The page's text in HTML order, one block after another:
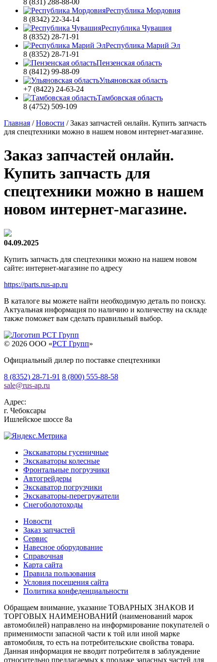
8 (831) 288-88-00
Республика Мордовия
8 (8342) 22-34-14
Республика Чувашия
8 (8352) 28-71-91
Республика Марий Эл
8 (8352) 28-71-91
Пензенская область
8 (8412) 99-88-09
Ульяновская область
+7 (8422) 24-63-24
Тамбовская область
8 (4752) 509-109
Главная /Новости /Заказ запчастей онлайн. Купить запчасть
для спецтехники можно в нашем новом интернет-магазине.
Заказ запчастей онлайн.
Купить запчасть для
спецтехники можно в нашем
новом интернет-магазине.
04.09.2025
Купить запчасть для спецтехники можно на нашем новом
сайте: интернет-магазине по адресу
https://parts.rus-ap.ru
В каталоге вы можете найти необходимую деталь по поиску.
Актуальная информация по наличию и количеству на складе
также поможет вам сделать правильный выбор.
© 2026 OOO «РСТ Групп»
Официальный дилер по поставке спецтехники
8 (8352) 28-71-91 8 (800) 555-88-58
sale@rus-ap.ru
Адрес:
г. Чебоксары
Ишлейское шоссе 8а
Экскаваторы гусеничные
Экскаваторы колесные
Фронтальные погрузчики
Автогрейдеры
Экскаватор погрузчики
Экскаваторы-перегружатели
Снегоболотоходы
Новости
Заказ запчастей
Сервис
Навесное оборудование
Справочная
Карта сайта
Правила пользования
Условия посещения сайта
Политика конфеденциальности
Обращаем внимание, указание ТОВАРНЫХ ЗНАКОВ И
ТОРГОВЫХ НАИМЕНОВАНИЙ (наименований марок
автомобилей) направлено на информирование покупателей о
применимости запасной части к той или иной марке
автомобиля, то есть на потребительские свойства товара.
Данная информация не вводит потребителя в заблуждение
относительно предлагаемых к продаже запасных частей для